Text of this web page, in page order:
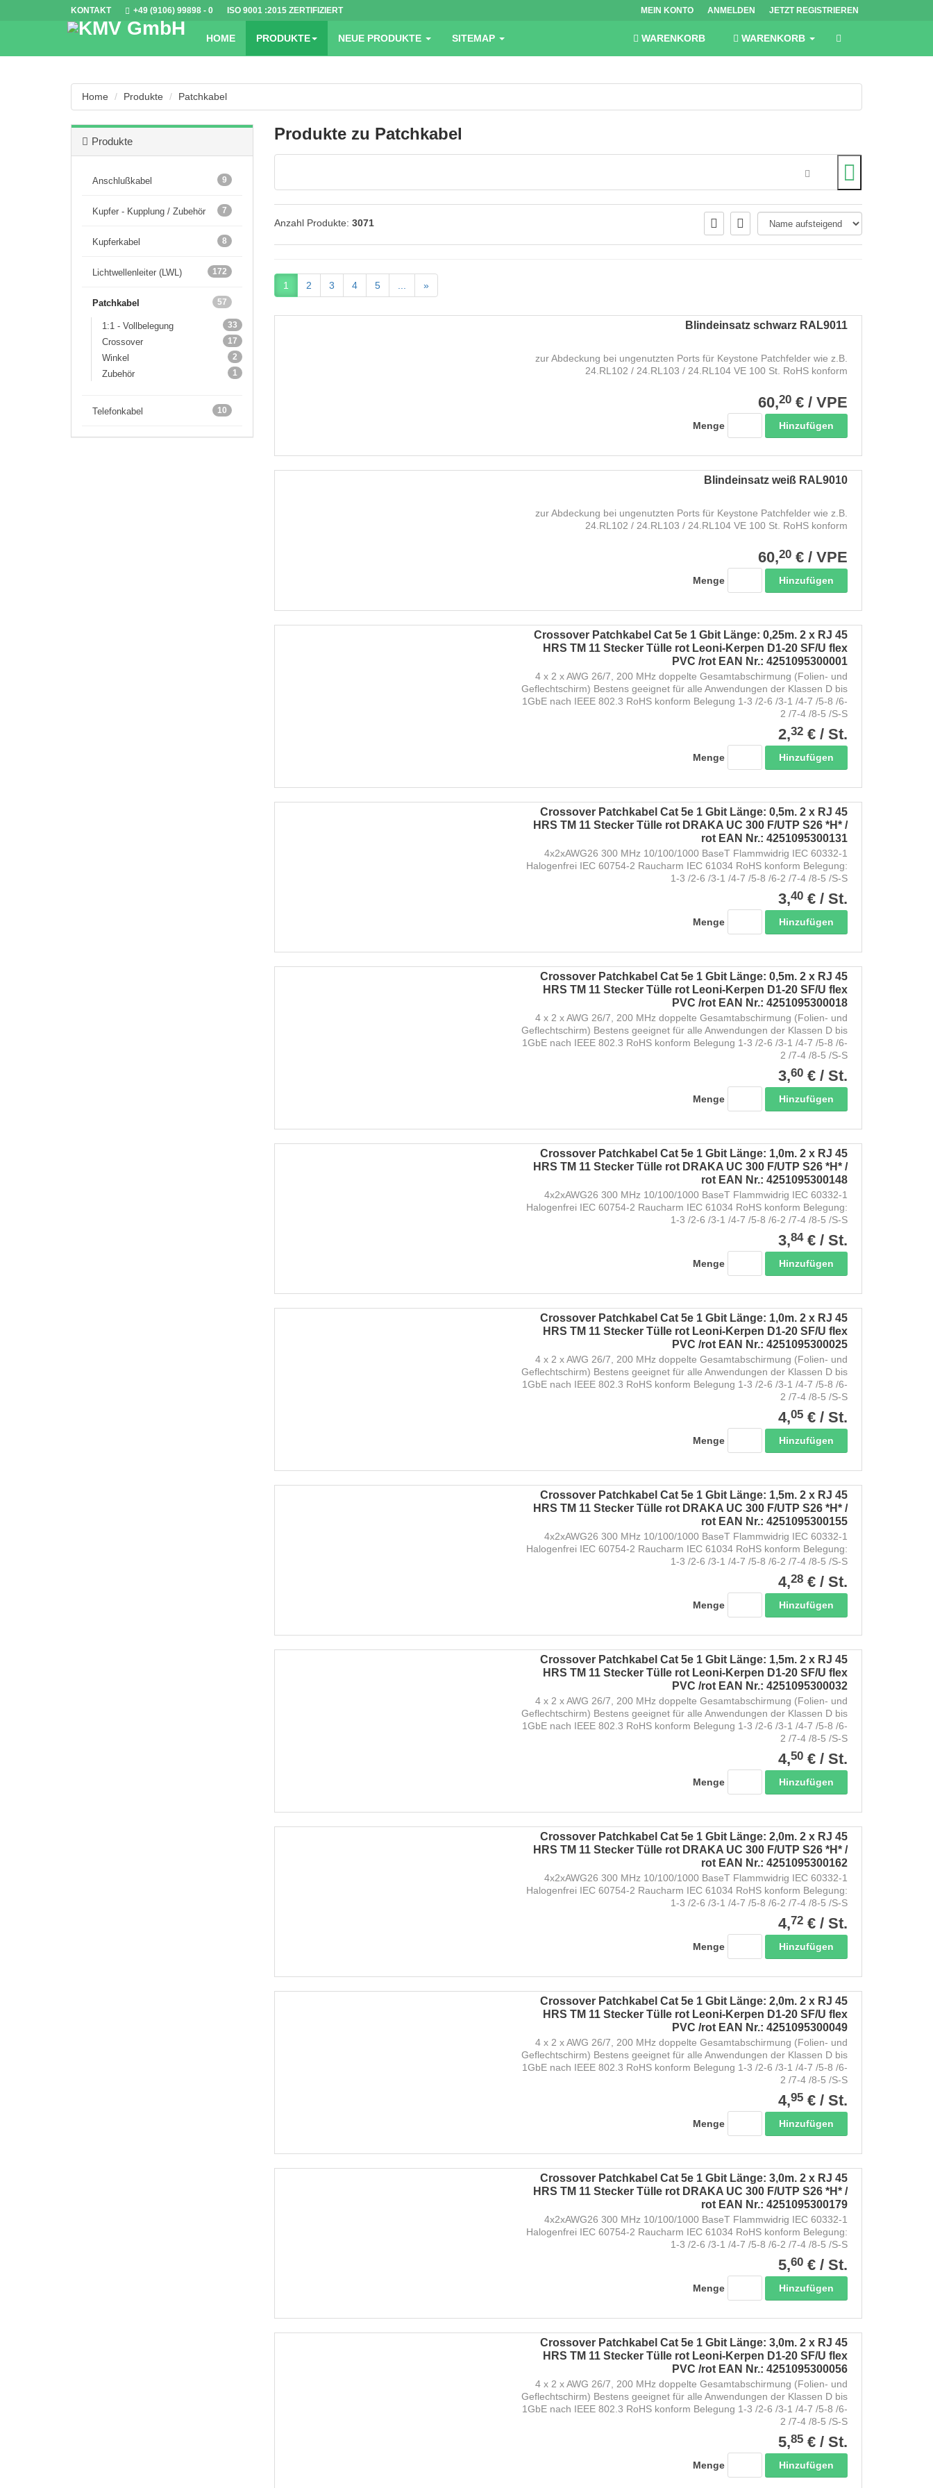
KONTAKT +49 (9106) 99898 - 0 ISO 9001 :2015 ZERTIFIZIERT MEIN KONTO ANMELDEN JETZT REGISTRIEREN
HOME PRODUKTE NEUE PRODUKTE SITEMAP WARENKORB WARENKORB
Home Produkte Patchkabel
Produkte
9
Anschlußkabel
7
Kupfer - Kupplung / Zubehör
8
Kupferkabel
172
Lichtwellenleiter (LWL)
57
Patchkabel
33
1:1 - Vollbelegung
17
Crossover
2
Winkel
1
Zubehör
10
Telefonkabel
Produkte zu Patchkabel
Anzahl Produkte: 3071
1 2 3 4 5 »
Blindeinsatz schwarz RAL9011
zur Abdeckung bei ungenutzten Ports für Keystone Patchfelder wie z.B.
24.RL102 / 24.RL103 / 24.RL104 VE 100 St. RoHS konform
60,20 € / VPE
Menge Hinzufügen
Blindeinsatz weiß RAL9010
zur Abdeckung bei ungenutzten Ports für Keystone Patchfelder wie z.B.
24.RL102 / 24.RL103 / 24.RL104 VE 100 St. RoHS konform
60,20 € / VPE
Menge Hinzufügen
Crossover Patchkabel Cat 5e 1 Gbit Länge: 0,25m. 2 x RJ 45
HRS TM 11 Stecker Tülle rot Leoni-Kerpen D1-20 SF/U flex
PVC /rot EAN Nr.: 4251095300001
4 x 2 x AWG 26/7, 200 MHz doppelte Gesamtabschirmung (Folien- und
Geflechtschirm) Bestens geeignet für alle Anwendungen der Klassen D bis
1GbE nach IEEE 802.3 RoHS konform Belegung 1-3 /2-6 /3-1 /4-7 /5-8 /6-
2 /7-4 /8-5 /S-S
2,32 € / St.
Menge Hinzufügen
Crossover Patchkabel Cat 5e 1 Gbit Länge: 0,5m. 2 x RJ 45
HRS TM 11 Stecker Tülle rot DRAKA UC 300 F/UTP S26 *H* /
rot EAN Nr.: 4251095300131
4x2xAWG26 300 MHz 10/100/1000 BaseT Flammwidrig IEC 60332-1
Halogenfrei IEC 60754-2 Raucharm IEC 61034 RoHS konform Belegung:
1-3 /2-6 /3-1 /4-7 /5-8 /6-2 /7-4 /8-5 /S-S
3,40 € / St.
Menge Hinzufügen
Crossover Patchkabel Cat 5e 1 Gbit Länge: 0,5m. 2 x RJ 45
HRS TM 11 Stecker Tülle rot Leoni-Kerpen D1-20 SF/U flex
PVC /rot EAN Nr.: 4251095300018
4 x 2 x AWG 26/7, 200 MHz doppelte Gesamtabschirmung (Folien- und
Geflechtschirm) Bestens geeignet für alle Anwendungen der Klassen D bis
1GbE nach IEEE 802.3 RoHS konform Belegung 1-3 /2-6 /3-1 /4-7 /5-8 /6-
2 /7-4 /8-5 /S-S
3,60 € / St.
Menge Hinzufügen
Crossover Patchkabel Cat 5e 1 Gbit Länge: 1,0m. 2 x RJ 45
HRS TM 11 Stecker Tülle rot DRAKA UC 300 F/UTP S26 *H* /
rot EAN Nr.: 4251095300148
4x2xAWG26 300 MHz 10/100/1000 BaseT Flammwidrig IEC 60332-1
Halogenfrei IEC 60754-2 Raucharm IEC 61034 RoHS konform Belegung:
1-3 /2-6 /3-1 /4-7 /5-8 /6-2 /7-4 /8-5 /S-S
3,84€ / St.
Menge Hinzufügen
Crossover Patchkabel Cat 5e 1 Gbit Länge: 1,0m. 2 x RJ 45
HRS TM 11 Stecker Tülle rot Leoni-Kerpen D1-20 SF/U flex
PVC /rot EAN Nr.: 4251095300025
4 x 2 x AWG 26/7, 200 MHz doppelte Gesamtabschirmung (Folien- und
Geflechtschirm) Bestens geeignet für alle Anwendungen der Klassen D bis
1GbE nach IEEE 802.3 RoHS konform Belegung 1-3 /2-6 /3-1 /4-7 /5-8 /6-
2 /7-4 /8-5 /S-S
4,05 € / St.
Menge Hinzufügen
Crossover Patchkabel Cat 5e 1 Gbit Länge: 1,5m. 2 x RJ 45
HRS TM 11 Stecker Tülle rot DRAKA UC 300 F/UTP S26 *H* /
rot EAN Nr.: 4251095300155
4x2xAWG26 300 MHz 10/100/1000 BaseT Flammwidrig IEC 60332-1
Halogenfrei IEC 60754-2 Raucharm IEC 61034 RoHS konform Belegung:
1-3 /2-6 /3-1 /4-7 /5-8 /6-2 /7-4 /8-5 /S-S
4,28 € / St.
Menge Hinzufügen
Crossover Patchkabel Cat 5e 1 Gbit Länge: 1,5m. 2 x RJ 45
HRS TM 11 Stecker Tülle rot Leoni-Kerpen D1-20 SF/U flex
PVC /rot EAN Nr.: 4251095300032
4 x 2 x AWG 26/7, 200 MHz doppelte Gesamtabschirmung (Folien- und
Geflechtschirm) Bestens geeignet für alle Anwendungen der Klassen D bis
1GbE nach IEEE 802.3 RoHS konform Belegung 1-3 /2-6 /3-1 /4-7 /5-8 /6-
2 /7-4 /8-5 /S-S
4,50 € / St.
Menge Hinzufügen
Crossover Patchkabel Cat 5e 1 Gbit Länge: 2,0m. 2 x RJ 45
HRS TM 11 Stecker Tülle rot DRAKA UC 300 F/UTP S26 *H* /
rot EAN Nr.: 4251095300162
4x2xAWG26 300 MHz 10/100/1000 BaseT Flammwidrig IEC 60332-1
Halogenfrei IEC 60754-2 Raucharm IEC 61034 RoHS konform Belegung:
1-3 /2-6 /3-1 /4-7 /5-8 /6-2 /7-4 /8-5 /S-S
4,72 € / St.
Menge Hinzufügen
Crossover Patchkabel Cat 5e 1 Gbit Länge: 2,0m. 2 x RJ 45
HRS TM 11 Stecker Tülle rot Leoni-Kerpen D1-20 SF/U flex
PVC /rot EAN Nr.: 4251095300049
4 x 2 x AWG 26/7, 200 MHz doppelte Gesamtabschirmung (Folien- und
Geflechtschirm) Bestens geeignet für alle Anwendungen der Klassen D bis
1GbE nach IEEE 802.3 RoHS konform Belegung 1-3 /2-6 /3-1 /4-7 /5-8 /6-
2 /7-4 /8-5 /S-S
4,95 € / St.
Menge Hinzufügen
Crossover Patchkabel Cat 5e 1 Gbit Länge: 3,0m. 2 x RJ 45
HRS TM 11 Stecker Tülle rot DRAKA UC 300 F/UTP S26 *H* /
rot EAN Nr.: 4251095300179
4x2xAWG26 300 MHz 10/100/1000 BaseT Flammwidrig IEC 60332-1
Halogenfrei IEC 60754-2 Raucharm IEC 61034 RoHS konform Belegung:
1-3 /2-6 /3-1 /4-7 /5-8 /6-2 /7-4 /8-5 /S-S
5,60 € / St.
Menge Hinzufügen
Crossover Patchkabel Cat 5e 1 Gbit Länge: 3,0m. 2 x RJ 45
HRS TM 11 Stecker Tülle rot Leoni-Kerpen D1-20 SF/U flex
PVC /rot EAN Nr.: 4251095300056
4 x 2 x AWG 26/7, 200 MHz doppelte Gesamtabschirmung (Folien- und
Geflechtschirm) Bestens geeignet für alle Anwendungen der Klassen D bis
1GbE nach IEEE 802.3 RoHS konform Belegung 1-3 /2-6 /3-1 /4-7 /5-8 /6-
2 /7-4 /8-5 /S-S
5,85 € / St.
Menge Hinzufügen